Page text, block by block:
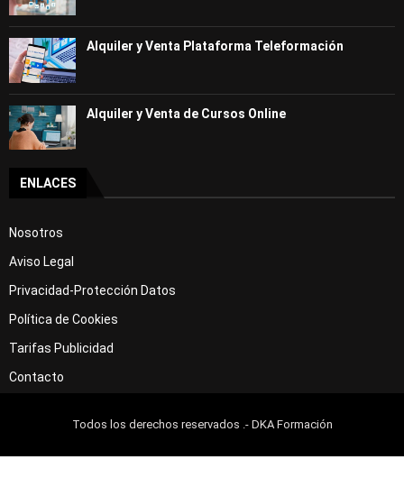
Alquiler y Venta Plataforma Teleformación
Alquiler y Venta de Cursos Online
ENLACES
Nosotros
Aviso Legal
Privacidad-Protección Datos
Política de Cookies
Tarifas Publicidad
Contacto
Todos los derechos reservados .- DKA Formación